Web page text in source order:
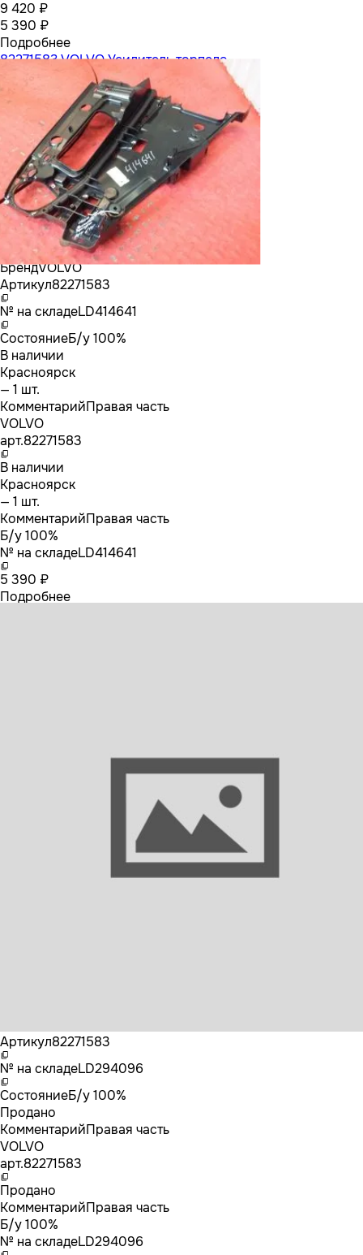
9 420 ₽
5 390 ₽
Подробнее
82271583 VOLVO Усилитель торпедо
БрендVOLVO
Артикул82271583
№ на складеLD414641
СостояниеБ/у 100%
В наличии
Красноярск
— 1 шт.
КомментарийПравая часть
VOLVO
арт.82271583
В наличии
Красноярск
— 1 шт.
КомментарийПравая часть
Б/у 100%
№ на складеLD414641
5 390 ₽
Подробнее
Артикул82271583
№ на складеLD294096
СостояниеБ/у 100%
Продано
КомментарийПравая часть
VOLVO
арт.82271583
Продано
КомментарийПравая часть
Б/у 100%
№ на складеLD294096